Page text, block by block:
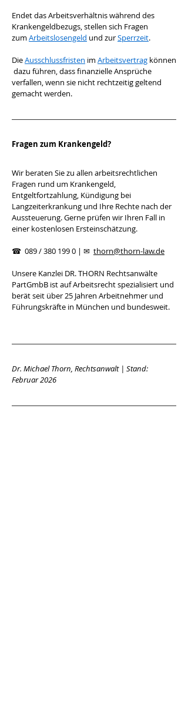
Endet das Arbeitsverhältnis während des
Krankengeldbezugs, stellen sich Fragen
zum Arbeitslosengeld und zur Sperrzeit.
Die Ausschlussfristen im Arbeitsvertrag können
dazu führen, dass finanzielle Ansprüche
verfallen, wenn sie nicht rechtzeitig geltend
gemacht werden.
Fragen zum Krankengeld?
Wir beraten Sie zu allen arbeitsrechtlichen
Fragen rund um Krankengeld,
Entgeltfortzahlung, Kündigung bei
Langzeiterkrankung und Ihre Rechte nach der
Aussteuerung. Gerne prüfen wir Ihren Fall in
einer kostenlosen Ersteinschätzung.
☎ 089 / 380 199 0 | ✉ thorn@thorn-law.de
Unsere Kanzlei DR. THORN Rechtsanwälte
PartGmbB ist auf Arbeitsrecht spezialisiert und
berät seit über 25 Jahren Arbeitnehmer und
Führungskräfte in München und bundesweit.
Dr. Michael Thorn, Rechtsanwalt | Stand:
Februar 2026